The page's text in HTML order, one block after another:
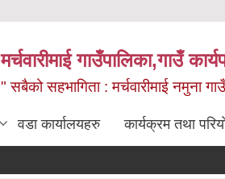
मर्चवारीमाई गाउँपालिका,गाउँ
" सबैको सहभागिता : मर्चवारीमाई नमुना
वडा कार्यालयहरु कार्यक्रम तथा